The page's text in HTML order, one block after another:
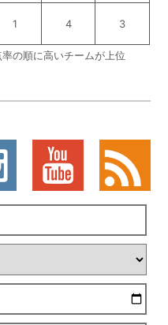
1 4 3
の順に高いチームが上位